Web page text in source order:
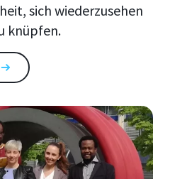
sich wiederzusehen
knüpfen.